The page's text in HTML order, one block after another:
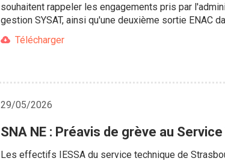
souhaitent rappeler les engagements pris par
gestion SYSAT, ainsi qu'une deuxième sortie ENAC
Télécharger
29/05/2026
SNA NE : Préavis de grève au
Les effectifs IESSA du service technique de